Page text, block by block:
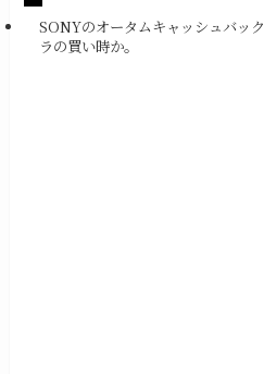
SONYのオータムキャッシュバッ
ラの買い時か。